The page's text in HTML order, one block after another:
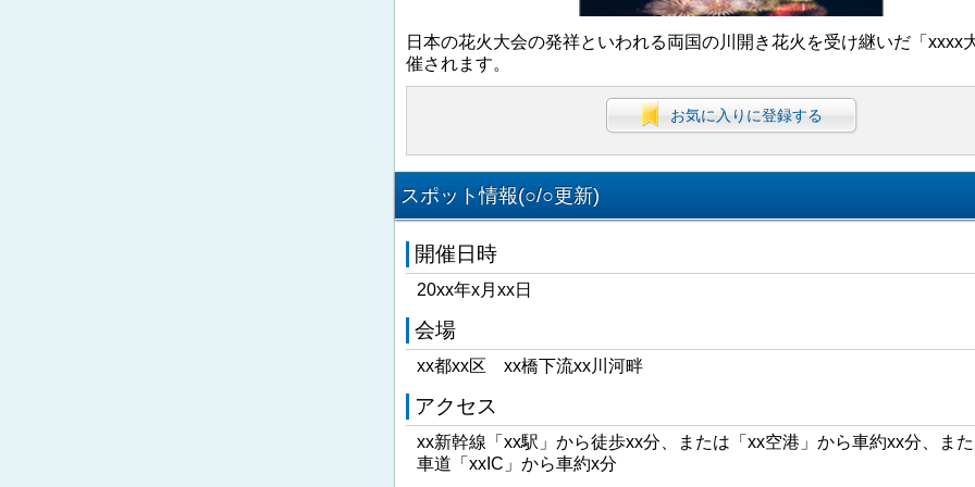
日本の花火大会の発祥といわれる両国の川開き花火を受け継いだ「xxxx
催されます。
お気に入りに登録する
スポット情報(○/○更新)
開催日時
20xx年x月xx日
会場
xx都xx区 xx橋下流xx川河畔
アクセス
xx新幹線「xx駅」から徒歩xx分、または「xx空港」から車約xx分、ま
車道「xxIC」から車約x分